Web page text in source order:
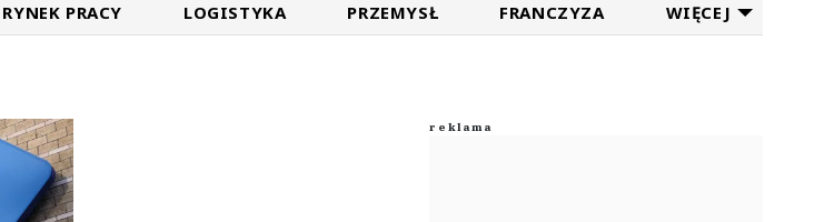
RYNEK PRACY LOGISTYKA PRZEMYSŁ FRANCZYZA WIĘCEJ